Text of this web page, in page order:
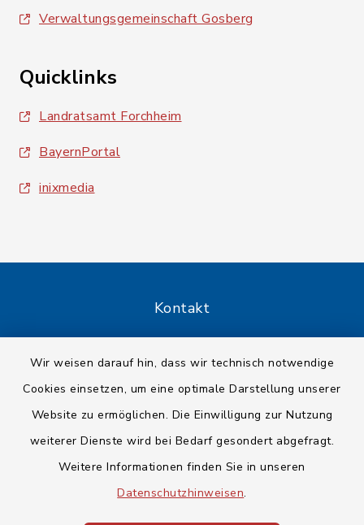
Wir weisen darauf hin, dass wir technisch notwendige
Cookies einsetzen, um eine optimale Darstellung unserer
Website zu ermöglichen. Die Einwilligung zur Nutzung
weiterer Dienste wird bei Bedarf gesondert abgefragt.
Weitere Informationen finden Sie in unseren
Datenschutzhinweisen.
Verwaltungsgemeinschaft Gosberg
Quicklinks
Landratsamt Forchheim
BayernPortal
inixmedia
Kontakt
Datenschutz
Impressum
Sitemap
Cookie-Einstellungen